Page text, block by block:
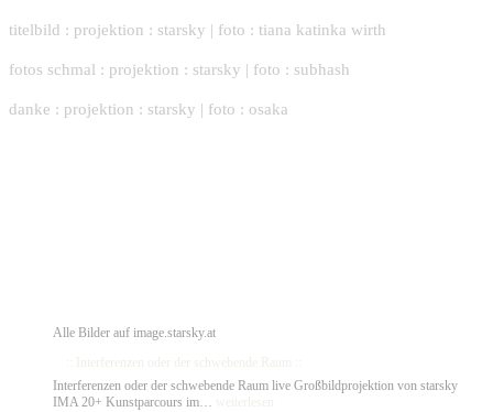
titelbild : projektion : starsky | foto : tiana katinka wirth
fotos schmal : projektion : starsky | foto : subhash
danke : projektion : starsky | foto : osaka
Alle Bilder auf image.starsky.at
:: Interferenzen oder der schwebende Raum ::
Interferenzen oder der schwebende Raum live Großbildprojektion von starsky
IMA 20+ Kunstparcours im…